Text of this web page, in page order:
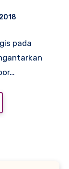
pada